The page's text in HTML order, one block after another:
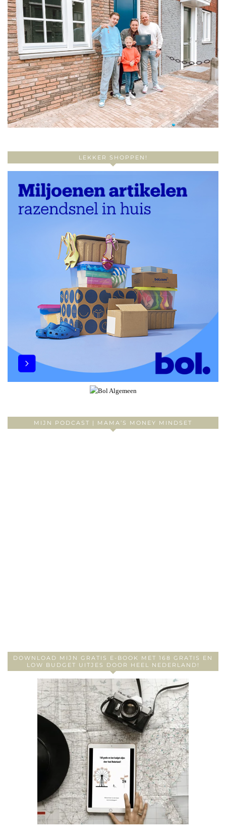
LEKKER SHOPPEN!
MIJN PODCAST | MAMA’S MONEY MINDSET
DOWNLOAD MIJN GRATIS E-BOOK MET 168 GRATIS EN
LOW BUDGET UITJES DOOR HEEL NEDERLAND!